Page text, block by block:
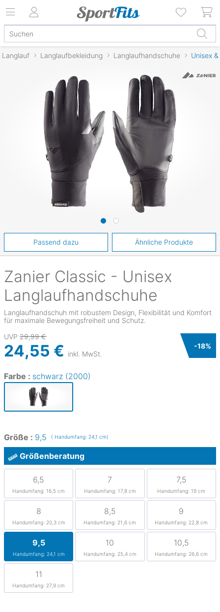
Langlauf Langlaufbekleidung Langlaufhandschuhe Unisex
Zanier Classic - Unisex
Langlaufhandschuhe
Langlaufhandschuh mit robustem Design, Flexibilität und Komfort
für maximale Bewegungsfreiheit und Schutz.
UVP 29,99 €
24,55 € inkl. MwSt.
-18%
Farbe : schwarz (2000)
Größe : 9,5 ( Handumfang: 24,1 cm)
Größenberatung
6,5
Handumfang: 16,5 cm
7
Handumfang: 17,8 cm
7,5
Handumfang: 19 cm
8
Handumfang: 20,3 cm
8,5
Handumfang: 21,6 cm
9
Handumfang: 22,8 cm
9,5
Handumfang: 24,1 cm
10
Handumfang: 25,4 cm
10,5
Handumfang: 26,6 cm
11
Handumfang: 27,9 cm
Passend dazu Ähnliche Produkte